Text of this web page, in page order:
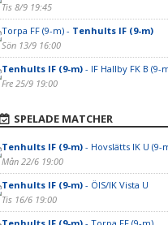
Tis 8/9 19:45
Torpa FF (9-m) - Tenhults IF (9-m)
Sön 13/9 16:00
Tenhults IF (9-m)- IF Hallby FK B (9-
Fre 25/9 19:00
SPELADE MATCHER
Tenhults IF (9-m)- Hovslätts IK U (9-
Mån 22/6 19:00
Tenhults IF (9-m)- ÖIS/IK Vista U
Tis 16/6 19:00